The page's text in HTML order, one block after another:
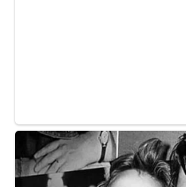
Aufbewahrung &
Gazpacho kann im
werden. Vor dem Servieren